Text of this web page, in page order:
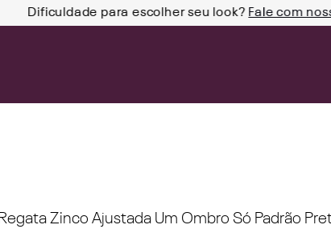
Dificuldade para escolher seu look? Fale com
Zinco Ajustada Um Ombro Só Padrão